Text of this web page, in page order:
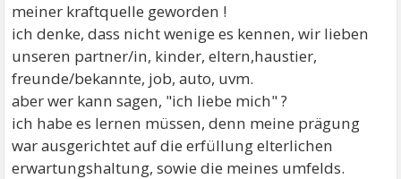
meiner kraftquelle geworden !
ich denke, dass nicht wenige es kennen, wir lieben
unseren partner/in, kinder, eltern,haustier,
freunde/bekannte, job, auto, uvm.
aber wer kann sagen, "ich liebe mich" ?
ich habe es lernen müssen, denn meine prägung
war ausgerichtet auf die erfüllung elterlichen
erwartungshaltung, sowie die meines umfelds.